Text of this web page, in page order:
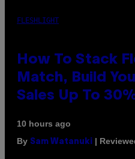
FLESHLIGHT
How To Stack
Match, Build
Sales Up To
10 hours ago
By Sam Watanuki |